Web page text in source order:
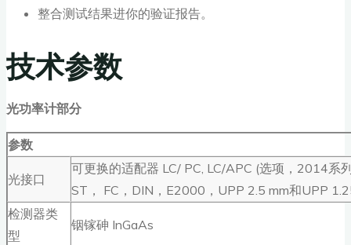
整合测试结果进你的验证报告。
技术参数
光功率计部分
参数
光接口
可更换的适配器 LC/ PC, LC/APC (选项，2014系
ST， FC，DIN，E2000，UPP 2.5 mm和UPP
检测器类
型
铟镓砷 InGaAs